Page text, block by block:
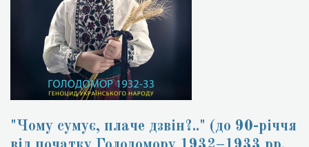
"Чому сумує, плаче дзвін?.." (до 90-річчя